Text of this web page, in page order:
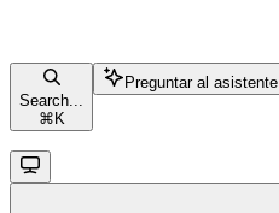
Search...
⌘ K
Preguntar al asistente